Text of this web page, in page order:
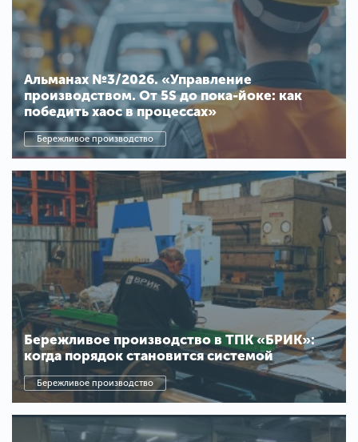
Альманах №3/2026. «Управление
производством. От 5S до пока-йоке: как
победить хаос в процессах»
Бережливое производство
Бережливое производство в ТПК «БРИК»:
когда порядок становится системой
Бережливое производство